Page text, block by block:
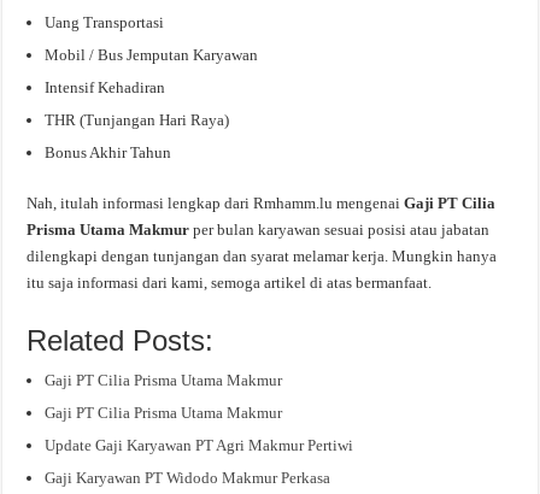
Uang Transportasi
Mobil / Bus Jemputan Karyawan
Intensif Kehadiran
THR (Tunjangan Hari Raya)
Bonus Akhir Tahun
Nah, itulah informasi lengkap dari Rmhamm.lu mengenaiGaji PT Cilia
Prisma Utama Makmurper bulan karyawan sesuai posisi atau jabatan
dilengkapi dengan tunjangan dan syarat melamar kerja. Mungkin hanya
itu saja informasi dari kami, semoga artikel di atas bermanfaat.
Related Posts:
Gaji PT Cilia Prisma Utama Makmur
Gaji PT Cilia Prisma Utama Makmur
Update Gaji Karyawan PT Agri Makmur Pertiwi
Gaji Karyawan PT Widodo Makmur Perkasa